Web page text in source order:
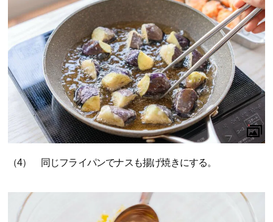
（4） 同じフライパンでナスも揚げ焼きにする。